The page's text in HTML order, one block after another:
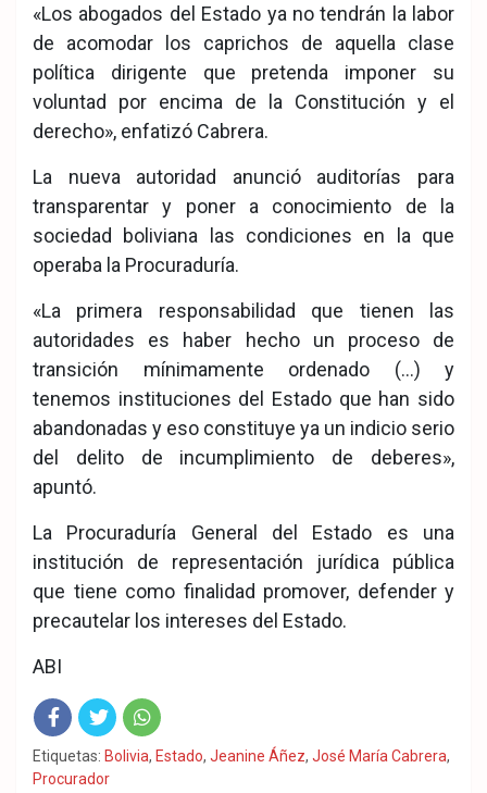
«Los abogados del Estado ya no tendrán la labor
de acomodar los caprichos de aquella clase
política dirigente que pretenda imponer su
voluntad por encima de la Constitución y el
derecho», enfatizó Cabrera.
La nueva autoridad anunció auditorías para
transparentar y poner a conocimiento de la
sociedad boliviana las condiciones en la que
operaba la Procuraduría.
«La primera responsabilidad que tienen las
autoridades es haber hecho un proceso de
transición mínimamente ordenado (…) y
tenemos instituciones del Estado que han sido
abandonadas y eso constituye ya un indicio serio
del delito de incumplimiento de deberes»,
apuntó.
La Procuraduría General del Estado es una
institución de representación jurídica pública
que tiene como finalidad promover, defender y
precautelar los intereses del Estado.
ABI
Fac Twit Wha
Etiquetas: Bolivia, Estado, Jeanine Áñez, José María Cabrera,
Procurador